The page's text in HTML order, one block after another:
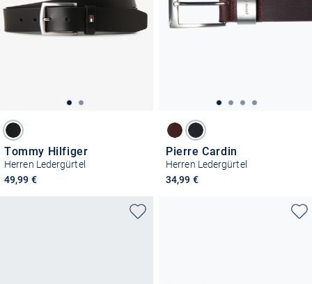
Tommy Hilfiger
Herren Ledergürtel
49,99 €
Pierre Cardin
Herren Ledergürtel
34,99 €